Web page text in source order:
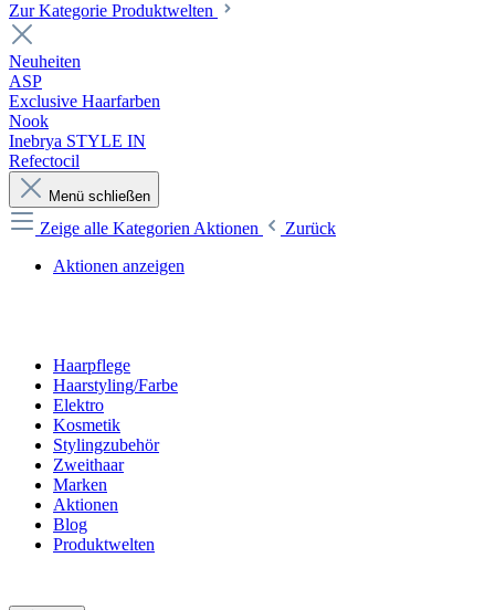
Zur Kategorie Produktwelten
Neuheiten
ASP
Exclusive Haarfarben
Nook
Inebrya STYLE IN
Refectocil
Menü schließen
Zeige alle Kategorien Aktionen
Zurück
Aktionen anzeigen
Haarpflege
Haarstyling/Farbe
Elektro
Kosmetik
Stylingzubehör
Zweithaar
Marken
Aktionen
Blog
Produktwelten